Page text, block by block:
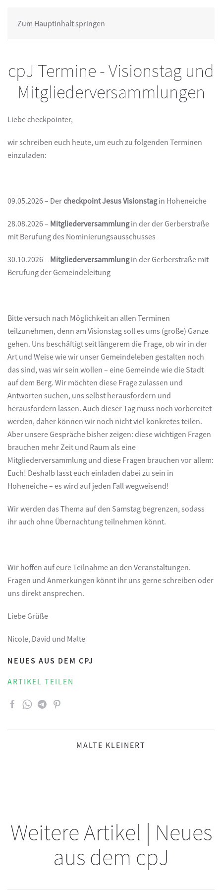
Zum Hauptinhalt springen
cpJ Termine - Visionstag und
Mitgliederversammlungen
Liebe checkpointer,
wir schreiben euch heute, um euch zu folgenden Terminen
einzuladen:
09.05.2026 – Dercheckpoint Jesus Visionstagin Hoheneiche
28.08.2026 – Mitgliederversammlungin der der Gerberstraße
mit Berufung des Nominierungsausschusses
30.10.2026 – Mitgliederversammlungin der Gerberstraße mit
Berufung der Gemeindeleitung
Bitte versuch nach Möglichkeit an allen Terminen
teilzunehmen, denn am Visionstag soll es ums (große) Ganze
gehen. Uns beschäftigt seit längerem die Frage, ob wir in der
Art und Weise wie wir unser Gemeindeleben gestalten noch
das sind, was wir sein wollen – eine Gemeinde wie die Stadt
auf dem Berg. Wir möchten diese Frage zulassen und
Antworten suchen, uns selbst herausfordern und
herausfordern lassen. Auch dieser Tag muss noch vorbereitet
werden, daher können wir noch nicht viel konkretes teilen.
Aber unsere Gespräche bisher zeigen: diese wichtigen Fragen
brauchen mehr Zeit und Raum als eine
Mitgliederversammlung und diese Fragen brauchen vor allem:
Euch! Deshalb lasst euch einladen dabei zu sein in
Hoheneiche – es wird auf jeden Fall wegweisend!
Wir werden das Thema auf den Samstag begrenzen, sodass
ihr auch ohne Übernachtung teilnehmen könnt.
Wir hoffen auf eure Teilnahme an den Veranstaltungen.
Fragen und Anmerkungen könnt ihr uns gerne schreiben oder
uns direkt ansprechen.
Liebe Grüße
Nicole, David und Malte
NEUES AUS DEM CPJ
ARTIKEL TEILEN
MALTE KLEINERT
Weitere Artikel | Neues
aus dem cpJ